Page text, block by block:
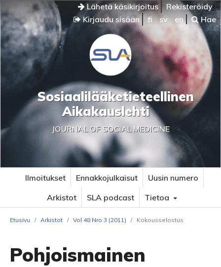
Lähetä käsikirjoitus
Rekisteröidy
Kirjaudu sisään
fi sv en Hae
Sosiaalilääketieteellinen
Aikakauslehti
JOURNAL OF SOCIAL MEDICINE
Ilmoitukset Ennakkojulkaisut
Uusin numero
Arkistot
SLA podcast Tietoa
Etusivu / Arkistot / Vol 48 Nro 3 (2011) / Kokousselostus
Pohjoismainen